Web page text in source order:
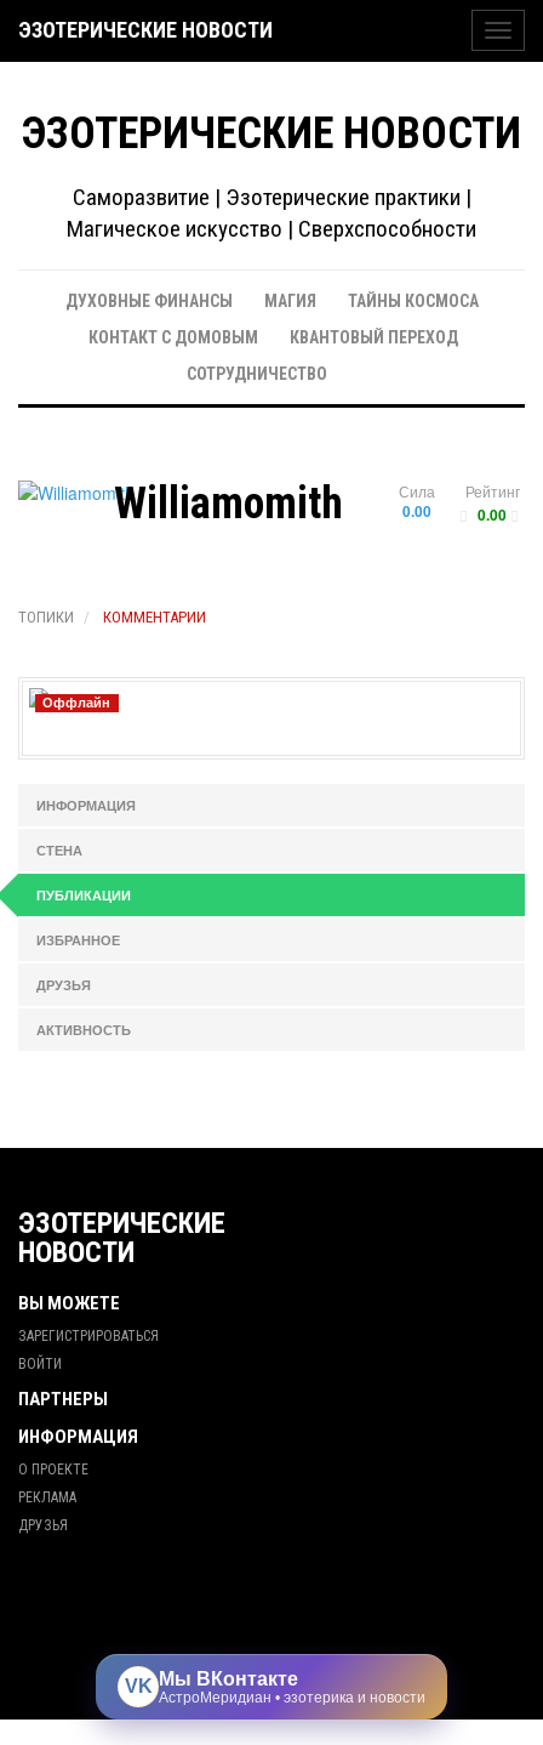
ЭЗОТЕРИЧЕСКИЕ НОВОСТИ
ЭЗОТЕРИЧЕСКИЕ НОВОСТИ
Саморазвитие | Эзотерические практики |
Магическое искусство | Сверхспособности
ДУХОВНЫЕ ФИНАНСЫ МАГИЯ
ТАЙНЫ КОСМОСА
КОНТАКТ С ДОМОВЫМ
КВАНТОВЫЙ ПЕРЕХОД
СОТРУДНИЧЕСТВО
Рейтинг
0.00
Сила
0.00
Williamomith
ТОПИКИ КОММЕНТАРИИ
Оффлайн
ИНФОРМАЦИЯ
СТЕНА
ПУБЛИКАЦИИ
ИЗБРАННОЕ
ДРУЗЬЯ
АКТИВНОСТЬ
ЭЗОТЕРИЧЕСКИЕ
НОВОСТИ
ВЫ МОЖЕТЕ
ЗАРЕГИСТРИРОВАТЬСЯ
ВОЙТИ
ПАРТНЕРЫ
ИНФОРМАЦИЯ
О ПРОЕКТЕ
РЕКЛАМА
ДРУЗЬЯ
VK Мы ВКонтакте
АстроМеридиан • эзотерика и новости